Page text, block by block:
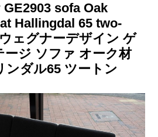
sofa Oak
Hallingdal 65 two‐
ェグナーデザイン ゲ
ージ ソファ オーク材
ンダル65 ツートン